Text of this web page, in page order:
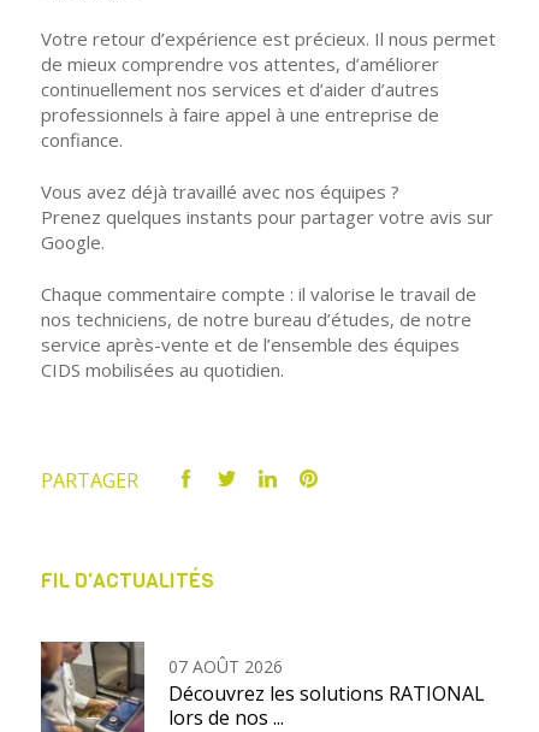
Votre retour d’expérience est précieux. Il nous permet
de mieux comprendre vos attentes, d’améliorer
continuellement nos services et d’aider d’autres
professionnels à faire appel à une entreprise de
confiance.
Vous avez déjà travaillé avec nos équipes ?
Prenez quelques instants pour partager votre avis sur
Google.
Chaque commentaire compte : il valorise le travail de
nos techniciens, de notre bureau d’études, de notre
service après-vente et de l’ensemble des équipes
CIDS mobilisées au quotidien.
PARTAGER
FIL D'ACTUALITÉS
07 AOÛT 2026
Découvrez les solutions RATIONAL
lors de nos ...